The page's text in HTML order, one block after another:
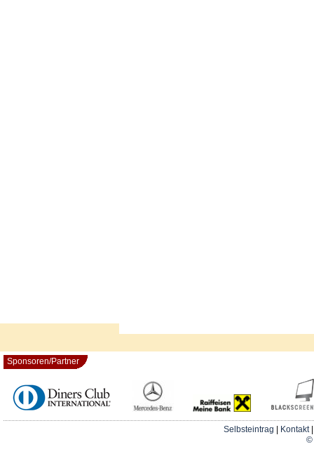
Sponsoren/Partner
Selbsteintrag Kontakt
©